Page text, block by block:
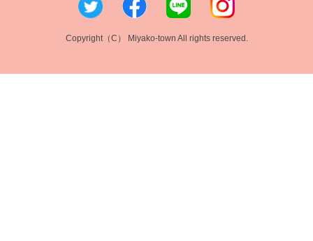
Copyright（C） Miyako-town All rights reserved.